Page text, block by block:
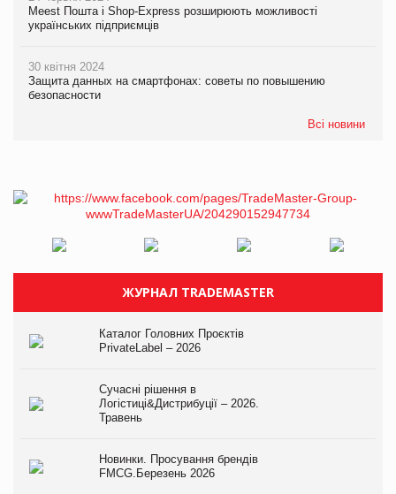
Meest Пошта і Shop-Express розширюють можливості
українських підприємців
30 квітня 2024
Защита данных на смартфонах: советы по повышению
безопасности
Всі новини
ЖУРНАЛ TRADEMASTER
Каталог Головних Проєктів
PrivateLabel – 2026
Сучасні рішення в
Логістиці&Дистрибуції – 2026.
Травень
Новинки. Просування брендів
FMCG.Березень 2026